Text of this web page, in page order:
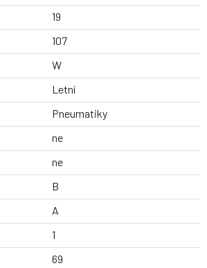
19
107
W
Letní
Pneumatiky
ne
ne
B
A
1
69